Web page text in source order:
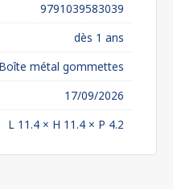
9791039583039
dès 1 ans
Boîte métal gommettes
17/09/2026
L 11.4 × H 11.4 × P 4.2